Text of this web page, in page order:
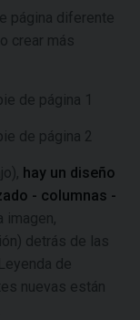
página diferente
crear más
de página 1
de página 2
hay un diseño
- columnas -
imagen,
detrás de las
de
nuevas están